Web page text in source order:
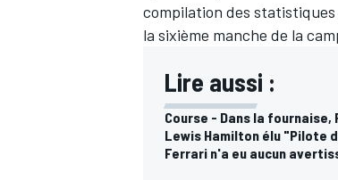
WEC
compilation des
la sixième manche de la
Lire aussi :
Course - Dans la
Lewis Hamilton élu "Pilote
Ferrari n'a eu aucun